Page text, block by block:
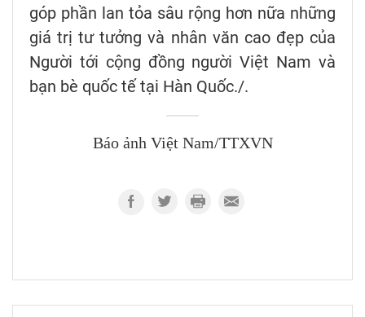
góp phần lan tỏa sâu rộng hơn nữa những
giá trị tư tưởng và nhân văn cao đẹp của
Người tới cộng đồng người Việt Nam và
bạn bè quốc tế tại Hàn Quốc./.
Báo ảnh Việt Nam/TTXVN